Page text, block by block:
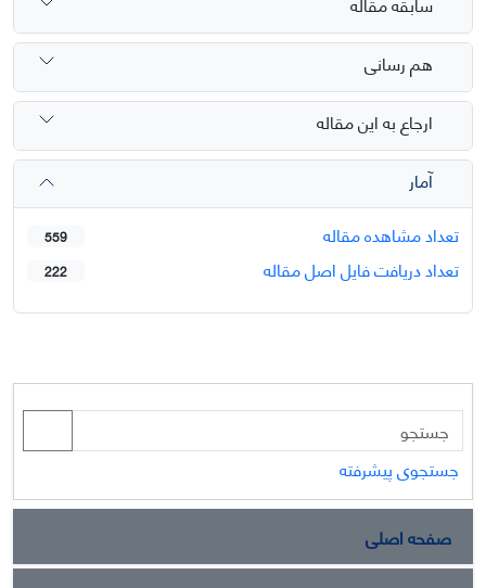
هم رسانی
ارجاع به این مقاله
آمار
تعداد مشاهده مقاله
559
تعداد دریافت فایل اصل مقاله 222
جستجوی پیشرفته
صفحه اصلی